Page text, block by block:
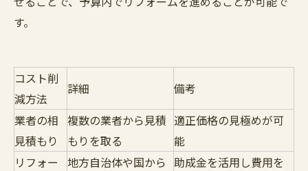
す。
コスト削
減方法
詳細
備考
業者の相
見積もり
複数の業者から見積
もりを取る
適正価格の見極めが可
能
リフォー
地方自治体や国から 助成金を活用し費用を